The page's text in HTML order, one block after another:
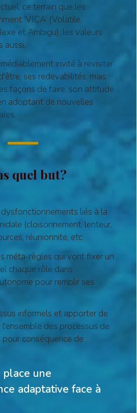
ce terrain que les
‘VICA’ (Volatile,
et Ambigu), les valeurs
aussi.
invité à revisiter
ses redevabilités, mais
façons de faire, son attitude
adoptant de nouvelles
quel but?
liés à la
(cloisonnement, lenteur,
réunionnite, etc.
méta-règles qui vont fixer un
chaque rôle dans
pour remplir ses
informels et apporter de
des processus de
conséquence de :
une
adaptative face à